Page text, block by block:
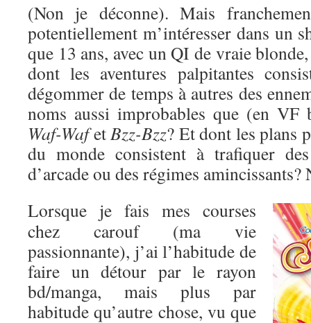
(Non je déconne). Mais
potentiellement m’intéresser dans un
que 13 ans, avec un QI de vraie
dont les aventures palpitantes
dégommer de temps à autres des
noms aussi improbables que (en
Waf-WafetBzz-Bzz? Et dont les plans
du monde consistent à trafiquer
d’arcade ou des régimes
Lorsque je fais mes courses
chez carouf (ma vie
passionnante), j’ai l’habitude de
faire un détour par le rayon
bd/manga, mais plus par
habitude qu’autre chose, vu que